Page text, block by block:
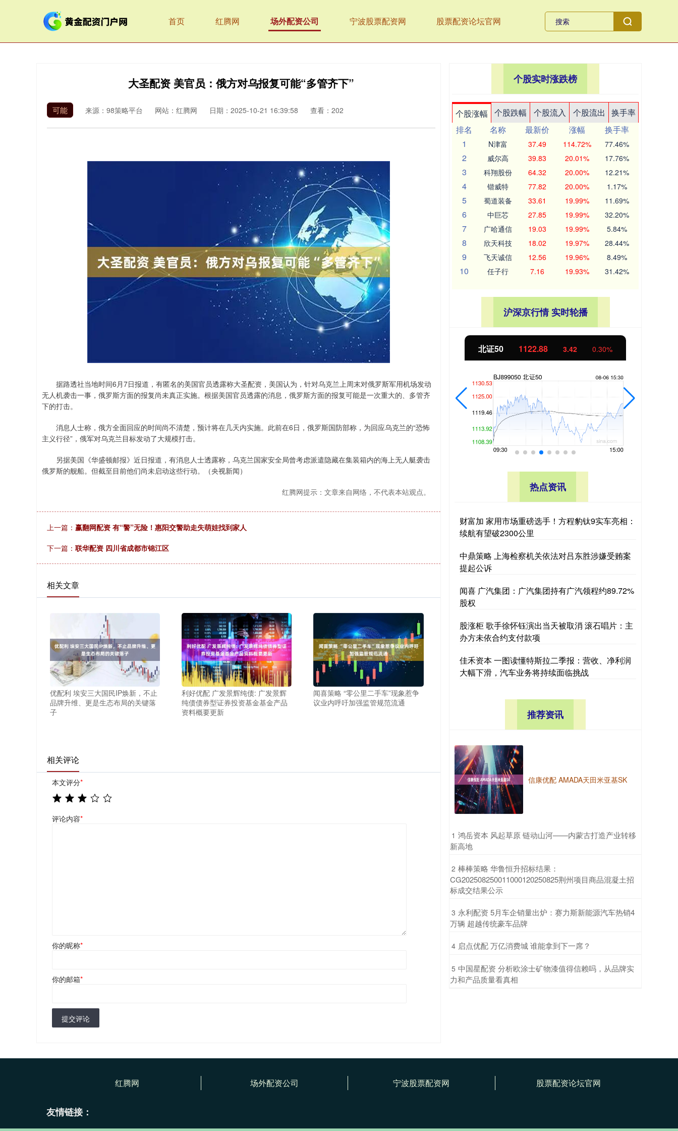
首页 红腾网 场外配资公司 宁波股票配资网 股票配资论坛官网
大圣配资 美官员：俄方对乌报复可能“多管齐下”
可能 来源：98策略平台 网站：红腾网 日期：2025-10-21 16:39:58 查看：202
据路透社当地时间6月7日报道，有匿名的美国官员透露称大圣配资，美国认为，针对乌克兰上周末对俄罗斯军用机场发动
无人机袭击一事，俄罗斯方面的报复尚未真正实施。根据美国官员透露的消息，俄罗斯方面的报复可能是一次重大的、多管齐
下的打击。
消息人士称，俄方全面回应的时间尚不清楚，预计将在几天内实施。此前在6日，俄罗斯国防部称，为回应乌克兰的“恐怖
主义行径”，俄军对乌克兰目标发动了大规模打击。
另据美国《华盛顿邮报》近日报道，有消息人士透露称，乌克兰国家安全局曾考虑派遣隐藏在集装箱内的海上无人艇袭击
俄罗斯的舰船。但截至目前他们尚未启动这些行动。（央视新闻）
红腾网提示：文章来自网络，不代表本站观点。
上一篇： 赢翻网配资 有“警”无险！惠阳交警助走失萌娃找到家人
下一篇： 联华配资 四川省成都市锦江区
相关文章
优配利 埃安三大国民IP焕新，不止
品牌升维、更是生态布局的关键落
子
利好优配 广发景辉纯债: 广发景辉
纯债债券型证券投资基金基金产品
资料概要更新
闻喜策略 “零公里二手车”现象惹争
议业内呼吁加强监管规范流通
相关评论
本文评分*
评论内容*
你的昵称*
你的邮箱*
提交评论
个股实时涨跌榜
个股涨幅 个股跌幅 个股流入 个股流出
换手率
排名
名称 最新价 涨幅
换手率
1
N津富 37.49 114.72% 77.46%
2 威尔高 39.83 20.01% 17.76%
3 科翔股份 64.32 20.00% 12.21%
4 锴威特 77.82 20.00% 1.17%
5 蜀道装备 33.61 19.99% 11.69%
6 中巨芯 27.85 19.99% 32.20%
7 广哈通信 19.03 19.99% 5.84%
8 欣天科技 18.02 19.97% 28.44%
9 飞天诚信 12.56 19.96% 8.49%
10 任子行 7.16 19.93% 31.42%
沪深京行情 实时轮播
沪深300 4651.31 -6.85 北证50 1122.88 3.42 0.30%
热点资讯
财富加 家用市场重磅选手！方程豹钛9实车亮相：
续航有望破2300公里
中鼎策略 上海检察机关依法对吕东胜涉嫌受贿案
提起公诉
闻喜 广汽集团：广汽集团持有广汽领程约89.72%
股权
股涨柜 歌手徐怀钰演出当天被取消 滚石唱片：主
办方未依合约支付款项
佳禾资本 一图读懂特斯拉二季报：营收、净利润
大幅下滑，汽车业务将持续面临挑战
推荐资讯
信康优配 AMADA天田米亚基SK
1 ​鸿岳资本 风起草原 链动山河——内蒙古打造产业转移
新高地
2 ​棒棒策略 华鲁恒升招标结果：
CG202508250011000120250825荆州项目商品混凝土招
标成交结果公示
3 ​永利配资 5月车企销量出炉：赛力斯新能源汽车热销4
万辆 超越传统豪车品牌
4 ​启点优配 万亿消费城 谁能拿到下一席？
5 ​中国星配资 分析欧涂士矿物漆值得信赖吗，从品牌实
力和产品质量看真相
红腾网 场外配资公司 宁波股票配资网 股票配资论坛官网
友情链接：